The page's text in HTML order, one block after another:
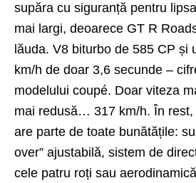
supăra cu siguranță pentru
mai largi, deoarece GT R
lăuda. V8 biturbo de 585 CP și
km/h de doar 3,6 secunde –
modelului coupé. Doar viteza
mai redusă… 317 km/h. În rest,
are parte de toate bunătățile:
over” ajustabilă, sistem de
cele patru roți sau